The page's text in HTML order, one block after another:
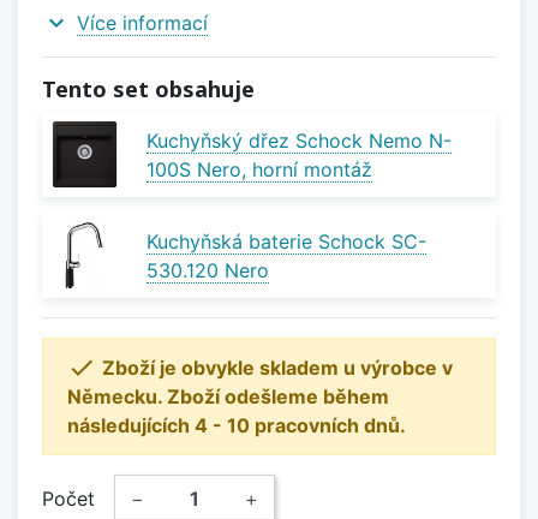
expand_more Více informací
Tento set obsahuje
Kuchyňský dřez Schock Nemo N-
100S Nero, horní montáž
Kuchyňská baterie Schock SC-
530.120 Nero
 Zboží je obvykle skladem u výrobce v
Německu. Zboží odešleme během
následujících 4 - 10 pracovních dnů.
Počet − +